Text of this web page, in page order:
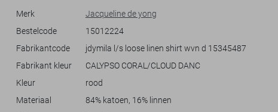
Dankzij de veelzijdige stijl past deze blouse perfect bij zowel casual als
ontspannen dagje uit of combineer met een nette broek voor een
meer gepolijste look tijdens een lunchafspraak. De knoopsluiting
voegt een tijdloze elegantie toe, en de subtiele streepjes maken het
kledingkast verrijken met zijn verfijnde eenvoud en veelzijdigheid.
Merk
Jacqueline de yong
Bestelcode
15012224
Fabrikantcode
jdymila l/s loose linen shirt wvn d 15345487
Fabrikant kleur
CALYPSO CORAL/CLOUD DANC
Kleur
rood
Materiaal
84% katoen, 16% linnen